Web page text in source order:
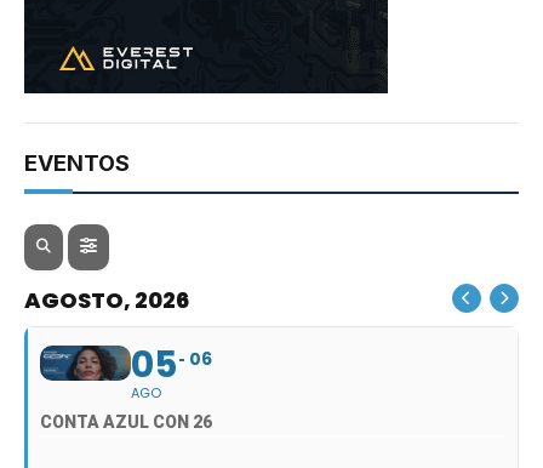
EVENTOS
AGOSTO, 2026
05
AGO
06
CONTA AZUL CON 26